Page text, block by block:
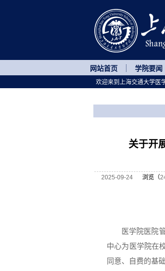
网站首页 学院要闻
关于开
2025-09-24 浏览（
医学院医院
中心为医学院在
同意、自费的基
欢迎来到上海交通大学医